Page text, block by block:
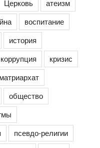
Церковь
атеизм
воспитание
история
коррупция
кризис
матриархат
общество
псевдо-религии